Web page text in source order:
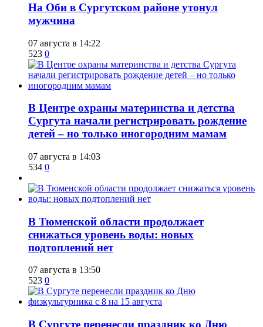
​На Оби в Сургутском районе утонул
мужчина
07 августа в 14:22
523 0
​В Центре охраны материнства и детства
Сургута начали регистрировать рождение
детей – но только иногородним мамам
07 августа в 14:03
534 0
​В Тюменской области продолжает
снижаться уровень воды: новых
подтоплений нет
07 августа в 13:50
523 0
​В Сургуте перенесли праздник ко Дню